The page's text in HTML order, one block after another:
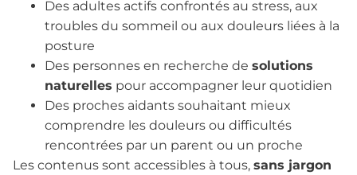
Des adultes actifs confrontés au stress, aux
troubles du sommeil ou aux douleurs liées à la
posture
Des personnes en recherche de solutions
naturelles pour accompagner leur quotidien
Des proches aidants souhaitant mieux
comprendre les douleurs ou difficultés
rencontrées par un parent ou un proche
Les contenus sont accessibles à tous, sans jargon